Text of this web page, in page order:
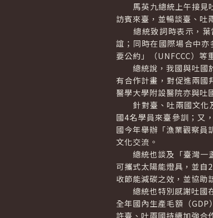
馬英九總統上午接見
訪賓來臺，並暢談臺、吐
總統致詞時表示，葉
誼；同時在國際場合中
要公約」（UNFCCC）等
總統說，我國與吐國於
有合作計畫，對促進兩
醫學大學附設醫院亦與吐
針對臺、吐兩國文化
國4名學員來臺參訓；又
國今年舉辦「漁業觀察員
文化交流。
總統也談及「臺灣一盞
可攜式太陽能燈具，並
收節能減碳之效，並協助
總統也特別感謝吐國在
全年國內生產毛額（
許臺、吐兩國持續加強合